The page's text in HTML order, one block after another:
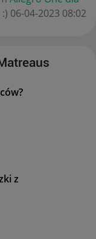
‎06-04-2023 08:02
z